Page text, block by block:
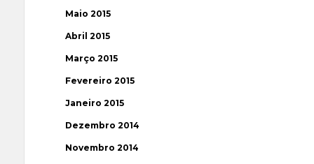
Maio 2015
Abril 2015
Março 2015
Fevereiro 2015
Janeiro 2015
Dezembro 2014
Novembro 2014